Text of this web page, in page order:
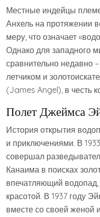
Местные индейцы
Анхель на протяжении
меру, что означает
Однако для западного
сравнительно недавно
летчиком и
(James Angel), в честь
Полет Джеймса
История открытия
и приключениями. В
совершал
Канаима в поисках
впечатляющий водопад,
красотой. В 1937 году
вместе со своей женой